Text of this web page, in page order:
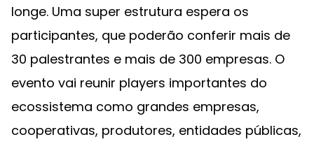
longe. Uma super estrutura espera os
participantes, que poderão conferir mais de
30 palestrantes e mais de 300 empresas. O
evento vai reunir players importantes do
ecossistema como grandes empresas,
cooperativas, produtores, entidades públicas,